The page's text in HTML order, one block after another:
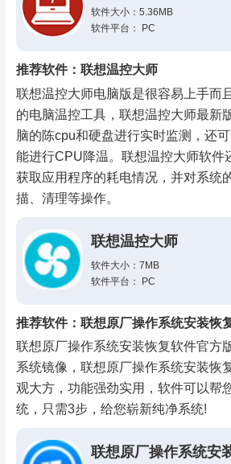
软件大小：5.36MB
软件平台： PC
推荐软件：联想温控大师
联想温控大师电脑版是很容易上手而
的电脑温控工具，联想温控大师最新
脑的陈cpu和硬盘进行实时监测，还
能进行CPU降温。联想温控大师软件
获取应用程序的耗电情况，并对系统
描、清理等操作。
联想温控大师
软件大小：7MB
软件平台： PC
推荐软件：联想原厂操作系统安装恢
联想原厂操作系统安装恢复软件官方
系统镜像，联想原厂操作系统安装恢
观大方，功能强劲实用，软件可以帮
统，只需3步，给您崭新纯净系统!